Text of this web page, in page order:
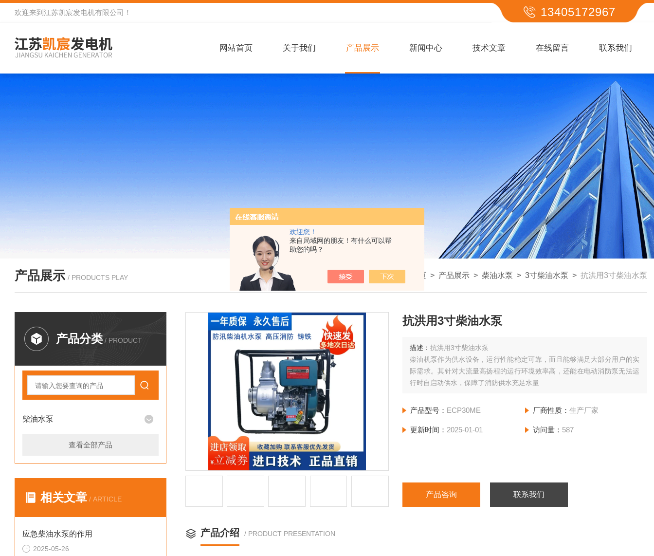
欢迎您！
来自局域网的朋友！有什么可以帮
助您的吗？
欢迎来到 江苏凯宸发电机有限公司 ！ 13405172967
网站首页 关于我们 产品展示 新闻中心 技术文章 在线留言 联系我们
产品展示 / PRODUCTS PLAY 我的位置： 首页 > 产品展示 > 柴油水泵 > 3寸柴油水泵 > 抗洪用3寸柴油水泵
产品分类 / PRODUCT
柴油水泵
查看全部产品
相关文章 / ARTICLE
应急柴油水泵的作用
2025-05-26
抗洪用3寸柴油水泵
描述：抗洪用3寸柴油水泵
柴油机泵作为供水设备，运行性能稳定可靠，而且能够满足大部分用户的实
际需求。其针对大流量高扬程的运行环境效率高，还能在电动消防泵无法运
行时自启动供水，保障了消防供水充足水量
产品型号： ECP30ME 厂商性质： 生产厂家
更新时间： 2025-01-01 访问量： 587
产品咨询 联系我们
产品介绍 / PRODUCT PRESENTATION